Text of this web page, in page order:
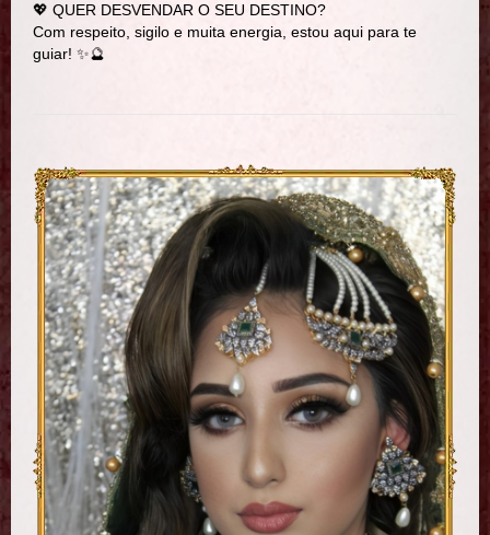
💖 QUER DESVENDAR O SEU DESTINO?
Com respeito, sigilo e muita energia, estou aqui para te
guiar! ✨🔮